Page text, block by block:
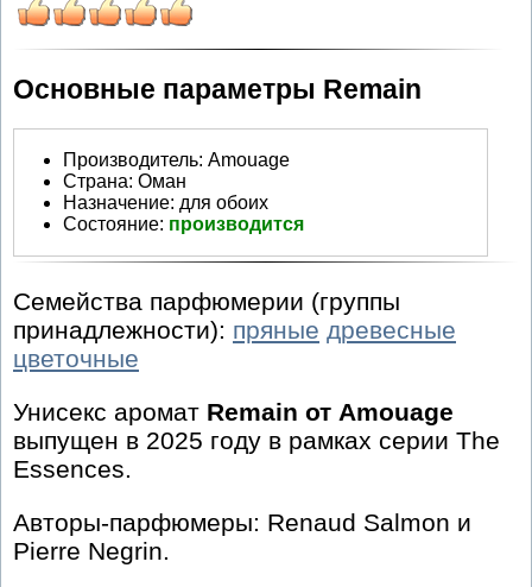
Основные параметры Remain
Производитель: Amouage
Страна: Оман
Назначение: для обоих
Состояние: производится
Семейства парфюмерии (группы
принадлежности): пряные древесные
цветочные
Унисекс аромат Remain от Amouage
выпущен в 2025 году в рамках серии The
Essences.
Авторы-парфюмеры: Renaud Salmon и
Pierre Negrin.